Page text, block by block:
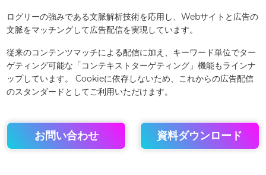
ログリーの強みである文脈解析技術を応用し、Webサイトと広告の
文脈をマッチングして広告配信を実現しています。
従来のコンテンツマッチによる配信に加え、キーワード単位でター
ゲティング可能な「コンテキストターゲティング」機能もラインナ
ップしています。
Cookieに依存しないため、これからの広告配信
のスタンダードとしてご利用いただけます。
お問い合わせ 資料ダウンロード